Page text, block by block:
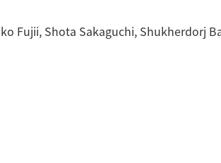
Fujii, Shota Sakaguchi, Shukherdorj